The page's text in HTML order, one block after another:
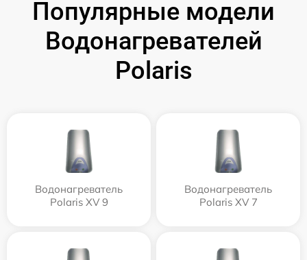
Популярные модели
Водонагревателей
Polaris
Водонагреватель
Polaris XV 9
Водонагреватель
Polaris XV 7